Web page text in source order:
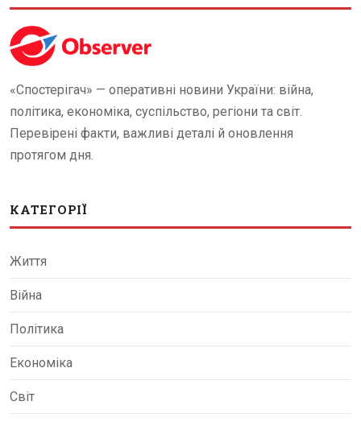
«Спостерігач» — оперативні новини України: війна,
політика, економіка, суспільство, регіони та світ.
Перевірені факти, важливі деталі й оновлення
протягом дня.
КАТЕГОРІЇ
Життя
Війна
Політика
Економіка
Світ